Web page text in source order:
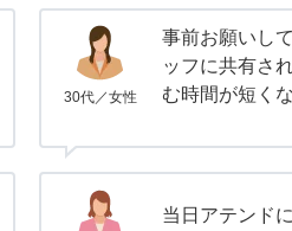
30代／女性
事前お願いし
ッフに共有さ
む時間が短く
当日アテンド